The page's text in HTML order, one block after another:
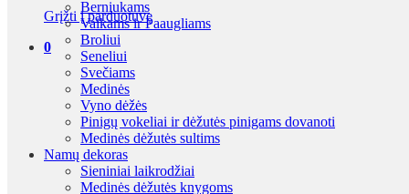
Grįžti į parduotuvę
0
Berniukams
Vaikams ir Paaugliams
Broliui
Seneliui
Svečiams
Medinės
Vyno dėžės
Pinigų vokeliai ir dėžutės pinigams dovanoti
Medinės dėžutės sultims
Namų dekoras
Sieniniai laikrodžiai
Medinės dėžutės knygoms